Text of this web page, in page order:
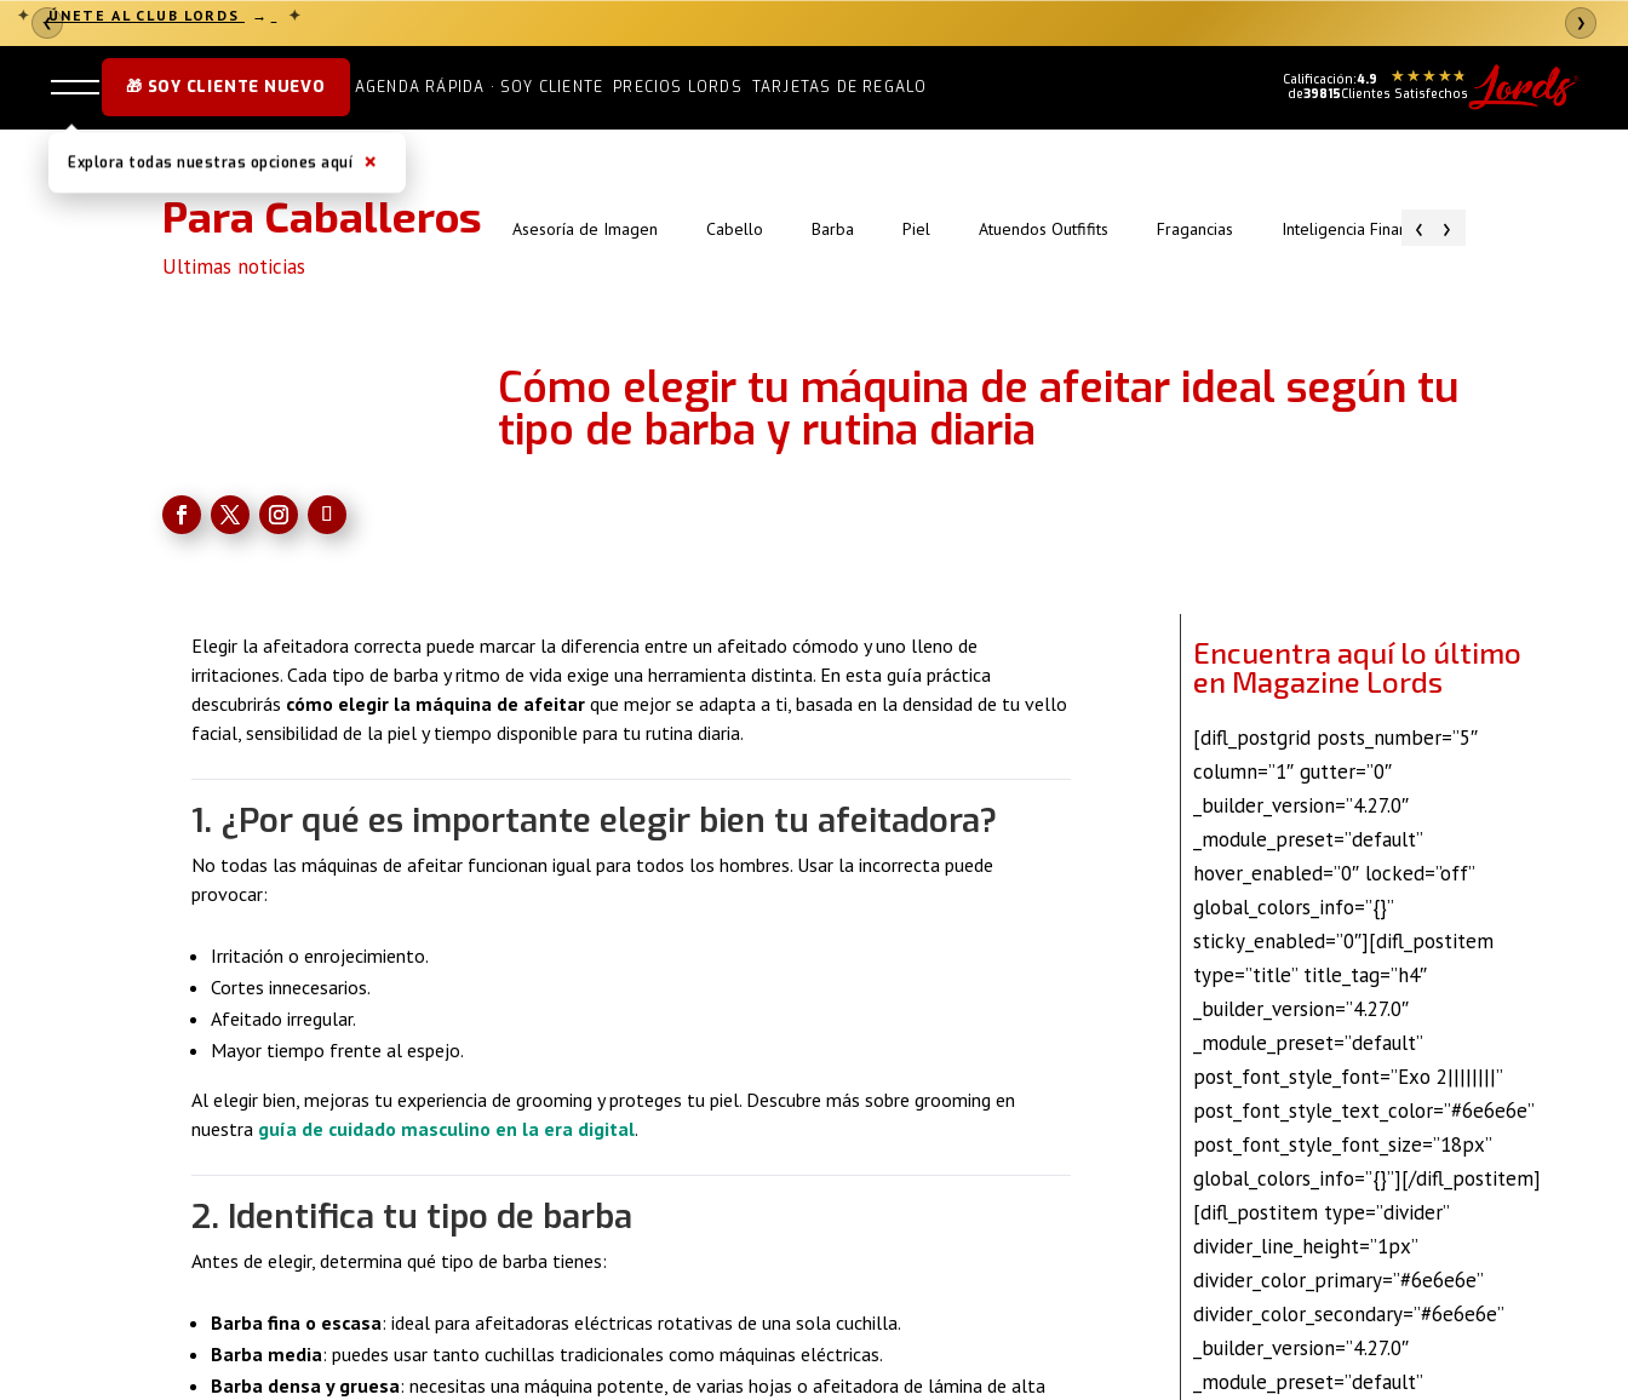
❮ ❯
✦ ÚNETE AL CLUB LORDS → ✦
Explora todas nuestras opciones aquí ×
🎁 SOY CLIENTE NUEVO AGENDA RÁPIDA · SOY CLIENTE PRECIOS LORDS TARJETAS DE REGALO Calificación:4.9
de39815Clientes Satisfechos
Para Caballeros
Ultimas noticias
‹
Asesoría de Imagen Cabello Barba Piel Atuendos Outfifits Fragancias Inteligencia Financiera ›
Cómo elegir tu máquina de afeitar ideal según tu
tipo de barba y rutina diaria
Elegir la afeitadora correcta puede marcar la diferencia entre un afeitado cómodo y uno lleno de
irritaciones. Cada tipo de barba y ritmo de vida exige una herramienta distinta. En esta guía práctica
descubrirás cómo elegir la máquina de afeitarque mejor se adapta a ti, basada en la densidad de tu vello
facial, sensibilidad de la piel y tiempo disponible para tu rutina diaria.
1. ¿Por qué es importante elegir bien tu afeitadora?
No todas las máquinas de afeitar funcionan igual para todos los hombres. Usar la incorrecta puede
provocar:
Irritación o enrojecimiento.
Cortes innecesarios.
Afeitado irregular.
Mayor tiempo frente al espejo.
Al elegir bien, mejoras tu experiencia de grooming y proteges tu piel. Descubre más sobre grooming en
nuestra guía de cuidado masculino en la era digital.
2. Identifica tu tipo de barba
Antes de elegir, determina qué tipo de barba tienes:
Barba fina o escasa: ideal para afeitadoras eléctricas rotativas de una sola cuchilla.
Barba media: puedes usar tanto cuchillas tradicionales como máquinas eléctricas.
Barba densa y gruesa: necesitas una máquina potente, de varias hojas o afeitadora de lámina de alta
Encuentra aquí lo último
en Magazine Lords
[difl_postgrid posts_number=”5″
column=”1″ gutter=”0″
_builder_version=”4.27.0″
_module_preset=”default”
hover_enabled=”0″ locked=”off”
global_colors_info=”{}”
sticky_enabled=”0″][difl_postitem
type=”title” title_tag=”h4″
_builder_version=”4.27.0″
_module_preset=”default”
post_font_style_font=”Exo 2||||||||”
post_font_style_text_color=”#6e6e6e”
post_font_style_font_size=”18px”
global_colors_info=”{}”][/difl_postitem]
[difl_postitem type=”divider”
divider_line_height=”1px”
divider_color_primary=”#6e6e6e”
divider_color_secondary=”#6e6e6e”
_builder_version=”4.27.0″
_module_preset=”default”